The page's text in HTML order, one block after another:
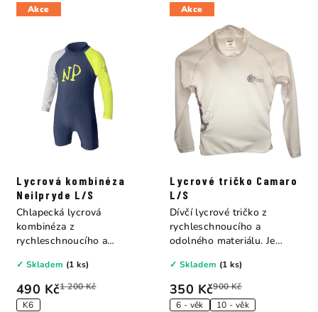
Akce
Lycrová kombinéza
Neilpryde L/S
490 Kč1 200 Kč
K6
✓ Skladem (1 ks)
Chlapecká lycrová
kombinéza z
rychleschnoucího a
ideální...
Akce
Lycrové tričko Camaro
L/S
350 Kč900 Kč
6 - věk 10 - věk
✓ Skladem (1 ks)
Dívčí lycrové tričko z
rychleschnoucího a
odolného materiálu. Je